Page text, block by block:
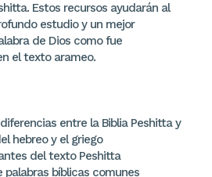
Estos recursos ayudarán al
estudio y un mejor
de Dios como fue
el texto arameo.
entre la Biblia Peshitta y
hebreo y el griego
del texto Peshitta
palabras bíblicas comunes